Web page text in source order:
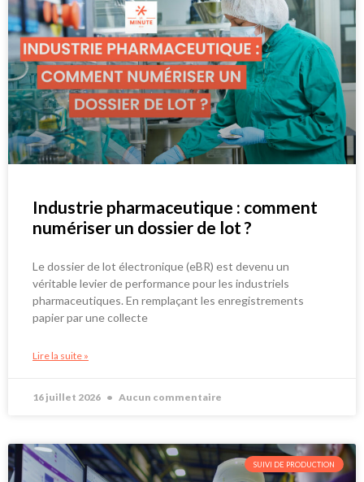
Industrie pharmaceutique : comment
numériser un dossier de lot ?
Le dossier de lot électronique (eBR) est devenu un
véritable levier de performance pour les industriels
pharmaceutiques. En remplaçant les enregistrements
papier par une collecte
Lire la suite »
16 juillet 2026 Aucun commentaire
SUIVI DE PRODUCTION